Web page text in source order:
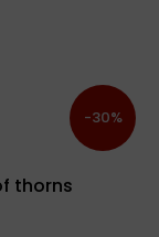
-30%
thorns